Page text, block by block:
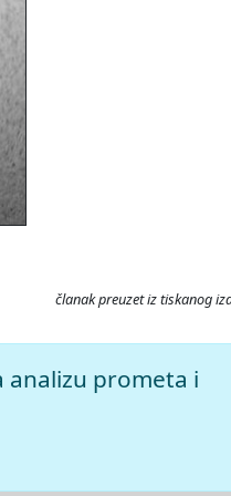
članak preuzet iz tiskanog
analizu prometa i